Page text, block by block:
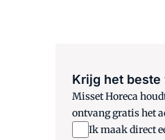
Krijg het beste
Misset Horeca
ontvang gratis het
Ik maak direct